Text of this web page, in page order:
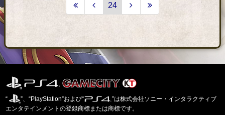
24
“ ”、“PlayStation”および“
”は株式会社ソニー・インタラクティブ
エンタテインメントの登録商標または商標です。